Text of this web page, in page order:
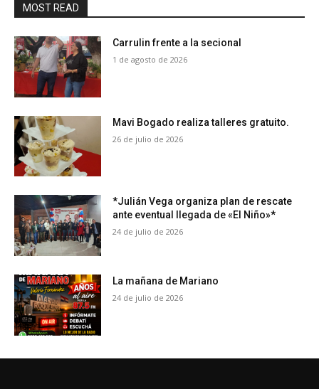
MOST READ
Carrulin frente a la secional
1 de agosto de 2026
Mavi Bogado realiza talleres gratuito.
26 de julio de 2026
*Julián Vega organiza plan de rescate
ante eventual llegada de «El Niño»*
24 de julio de 2026
La mañana de Mariano
24 de julio de 2026